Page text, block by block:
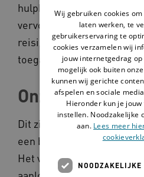
hulphonden altijd gratis en
vervoerbewijs mee
reisinformatie en
toegankelijk gemaakt.
Onzichtbare
Dit zijn goede stappen,
een beperking ervaren
Het vraagt om
Wij gebruiken cookies
laten werken, te
gebruikerservaring te
cookies verzamelen wij
jouw internetgedrag
mogelijk ook buiten
kunnen wij gerichte
afspelen en sociale
Hieronder kun je
instellen. Noodzakelijke
aan. Lees meer
NOODZAKELIJKE